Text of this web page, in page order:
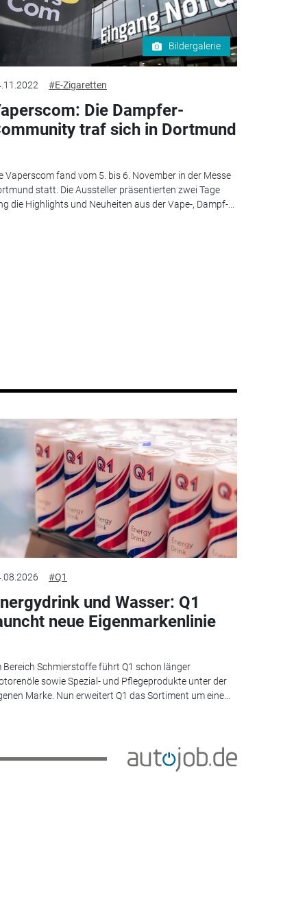
Bildergalerie
#E-Zigaretten
Die Dampfer-
traf sich in Dortmund
Vaperscom fand vom 5. bis 6. November in der Messe
statt. Die Aussteller präsentierten zwei Tage
die Highlights und Neuheiten aus der Vape-, Dampf-...
#Q1
und Wasser: Q1
neue Eigenmarkenlinie
Bereich Schmierstoffe führt Q1 schon länger
sowie Spezial- und Pflegeprodukte unter der
Marke. Nun erweitert Q1 das Sortiment um eine...